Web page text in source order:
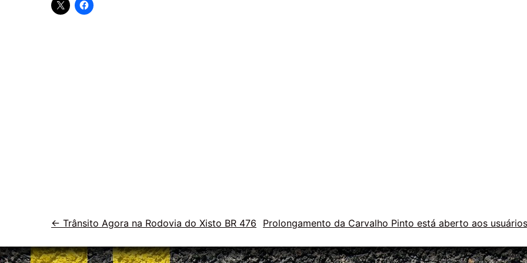
Veja
vias
← Trânsito Agora na Rodovia do Xisto BR 476 Prolongamento da Carvalho Pinto está aberto aos